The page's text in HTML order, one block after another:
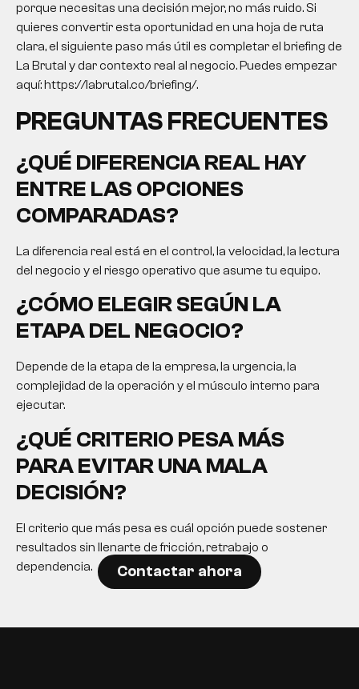
porque necesitas una decisión mejor, no más ruido. Si
quieres convertir esta oportunidad en una hoja de ruta
clara, el siguiente paso más útil es completar el briefing de
La Brutal y dar contexto real al negocio. Puedes empezar
aquí: https://labrutal.co/briefing/.
PREGUNTAS FRECUENTES
¿QUÉ DIFERENCIA REAL HAY
ENTRE LAS OPCIONES
COMPARADAS?
La diferencia real está en el control, la velocidad, la lectura
del negocio y el riesgo operativo que asume tu equipo.
¿CÓMO ELEGIR SEGÚN LA
ETAPA DEL NEGOCIO?
Depende de la etapa de la empresa, la urgencia, la
complejidad de la operación y el músculo interno para
ejecutar.
¿QUÉ CRITERIO PESA MÁS
PARA EVITAR UNA MALA
DECISIÓN?
El criterio que más pesa es cuál opción puede sostener
resultados sin llenarte de fricción, retrabajo o
dependencia.
Contactar ahora